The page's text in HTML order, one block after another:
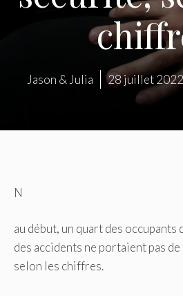
Jason & Julia 28 juillet 2022
N
au début, un quart des occupants
des accidents ne portaient pas
selon les chiffres.